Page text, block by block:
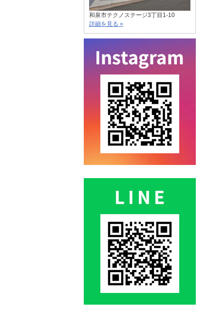
和泉市テクノステージ3丁目1-10
詳細を見る »